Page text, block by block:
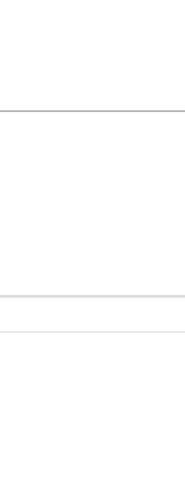
électriques....